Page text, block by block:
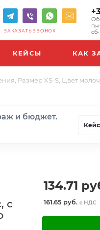
ЗАКАЗАТЬ ЗВОНОК
КЕЙСЫ КАК
Размер XS-S, Цвет
и бюджет.
с
134.71
161.65 руб.с НДС